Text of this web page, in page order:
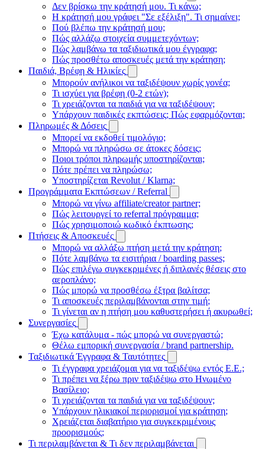
Δεν βρίσκω την κράτησή μου. Τι κάνω;
Η κράτησή μου γράφει "Σε εξέλιξη". Τι σημαίνει;
Πού βλέπω την κράτησή μου;
Πώς αλλάζω στοιχεία συμμετεχόντων;
Πώς λαμβάνω τα ταξιδιωτικά μου έγγραφα;
Πώς προσθέτω αποσκευές μετά την κράτηση;
Παιδιά, Βρέφη & Ηλικίες
Μπορούν ανήλικοι να ταξιδέψουν χωρίς γονέα;
Τι ισχύει για βρέφη (0-2 ετών);
Τι χρειάζονται τα παιδιά για να ταξιδέψουν;
Υπάρχουν παιδικές εκπτώσεις; Πώς εφαρμόζονται;
Πληρωμές & Δόσεις
Μπορεί να εκδοθεί τιμολόγιο;
Μπορώ να πληρώσω σε άτοκες δόσεις;
Ποιοι τρόποι πληρωμής υποστηρίζονται;
Πότε πρέπει να πληρώσω;
Υποστηρίζεται Revolut / Klarna;
Προγράμματα Εκπτώσεων / Referral
Μπορώ να γίνω affiliate/creator partner;
Πώς λειτουργεί το referral πρόγραμμα;
Πώς χρησιμοποιώ κωδικό έκπτωσης;
Πτήσεις & Αποσκευές
Μπορώ να αλλάξω πτήση μετά την κράτηση;
Πότε λαμβάνω τα εισιτήρια / boarding passes;
Πώς επιλέγω συγκεκριμένες ή διπλανές θέσεις στο
αεροπλάνο;
Πώς μπορώ να προσθέσω έξτρα βαλίτσα;
Τι αποσκευές περιλαμβάνονται στην τιμή;
Τι γίνεται αν η πτήση μου καθυστερήσει ή ακυρωθεί;
Συνεργασίες
Έχω κατάλυμα - πώς μπορώ να συνεργαστώ;
Θέλω εμπορική συνεργασία / brand partnership.
Ταξιδιωτικά Έγγραφα & Ταυτότητες
Τι έγγραφα χρειάζομαι για να ταξιδέψω εντός Ε.Ε.;
Τι πρέπει να ξέρω πριν ταξιδέψω στο Ηνωμένο
Βασίλειο;
Τι χρειάζονται τα παιδιά για να ταξιδέψουν;
Υπάρχουν ηλικιακοί περιορισμοί για κράτηση;
Χρειάζεται διαβατήριο για συγκεκριμένους
προορισμούς;
Τι περιλαμβάνεται & Τι δεν περιλαμβάνεται